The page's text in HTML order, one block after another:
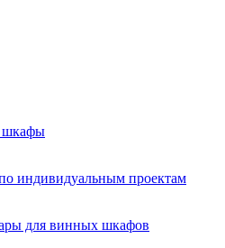
индивидуальным проектам
для винных шкафов